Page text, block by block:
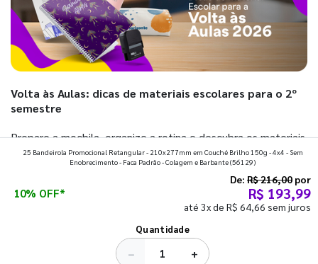
Volta às Aulas: dicas de materiais escolares para o 2º
semestre
Prepare a mochila, organize a rotina e descubra os materiais
que fazem toda diferença para começar o segundo
25 Bandeirola Promocional Retangular - 210x277mm em Couché Brilho 150g - 4x4 - Sem
Enobrecimento - Faca Padrão - Colagem e Barbante(56129)
10% OFF*
De: R$ 216,00 por
R$ 193,99
até 3x de R$ 64,66 sem juros
Quantidade
− +